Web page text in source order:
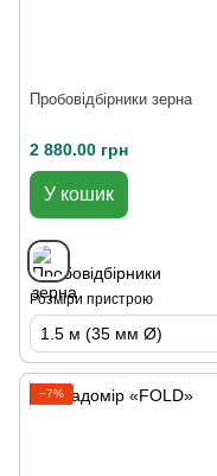
Пробовідбірники зерна
2 880.00 грн
У кошик
Розміри пристрою
1.5 м (35 мм Ø)
−7%